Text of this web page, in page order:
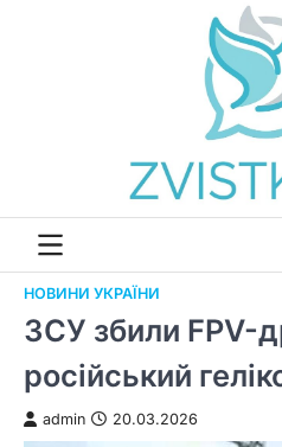
НОВИНИ УКРАЇНИ
ЗСУ збили FPV-
російський
admin 20.03.2026